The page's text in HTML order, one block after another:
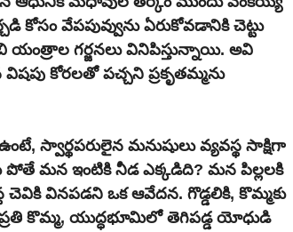
వేపపువ్వును ఏరుకోవడానికి చెట్టు
యంత్రాల గర్జనలు వినిపిస్తున్నాయి. అవి
కోరలతో పచ్చని ప్రకృతమ్మను
మనుషులు వ్యవస్థ సాక్షిగా
పోతే మన ఇంటికి నీడ ఎక్కడిది? మన పిల్లలకి
చెవికి వినపడని ఒక ఆవేదన. గొడ్డలికి, కొమ్మకు
కొమ్మ, యుద్ధభూమిలో తెగిపడ్డ యోధుడి